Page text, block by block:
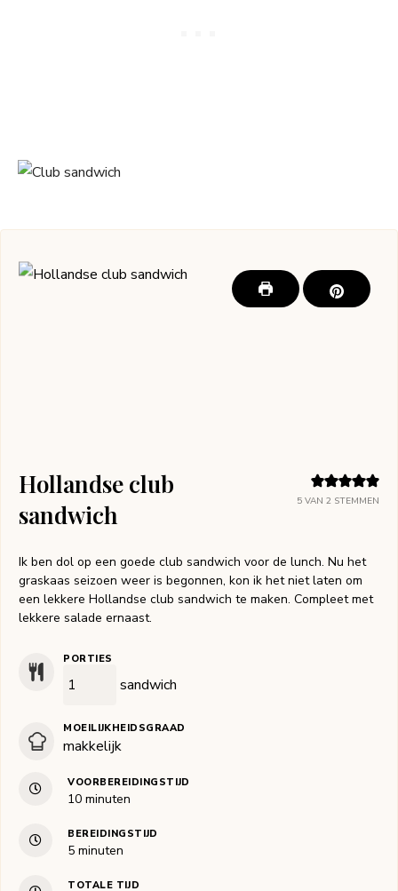
5 VAN 2 STEMMEN
Hollandse club
sandwich
Ik ben dol op een goede club sandwich voor de lunch. Nu het
graskaas seizoen weer is begonnen, kon ik het niet laten om
een lekkere Hollandse club sandwich te maken. Compleet met
lekkere salade ernaast.
PORTIES
sandwich
MOEILIJKHEIDSGRAAD
makkelijk
VOORBEREIDINGSTIJD
10minuten
minuten
BEREIDINGSTIJD
5minuten
minuten
TOTALE TIJD